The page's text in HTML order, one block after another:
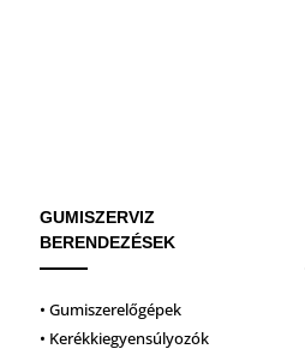
GUMISZERVIZ
BERENDEZÉSEK
• Gumiszerelőgépek
• Kerékkiegyensúlyozók